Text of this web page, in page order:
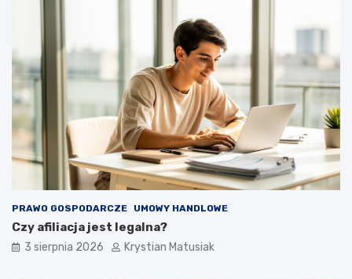
PRAWO GOSPODARCZE UMOWY HANDLOWE
Czy afiliacja jest legalna?
3 sierpnia 2026 Krystian Matusiak